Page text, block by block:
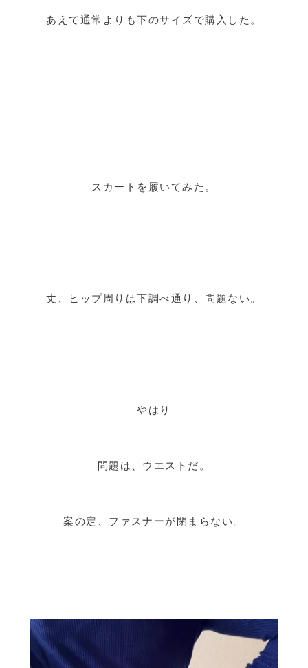
あえて通常よりも下のサイズで購入した。
スカートを履いてみた。
丈、ヒップ周りは下調べ通り、問題ない。
やはり
問題は、ウエストだ。
案の定、ファスナーが閉まらない。